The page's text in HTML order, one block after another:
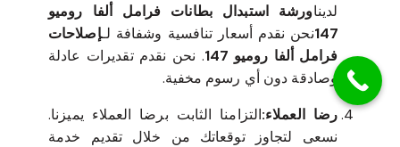
لديناورشة استبدال بطانات فرامل ألفا روميو
147نحن نقدم أسعار تنافسية وشفافة لـإصلاحات
فرامل ألفا روميو 147
. نحن نقدم تقديرات عادلة
وصادقة دون أي رسوم مخفية.
رضا العملاء:التزامنا الثابت برضا العملاء يميزنا.
نسعى لتجاوز توقعاتك من خلال تقديم خدمة